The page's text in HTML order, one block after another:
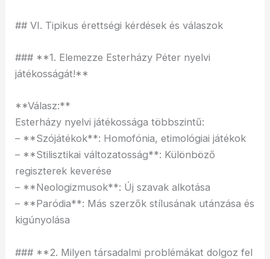
## VI. Tipikus érettségi kérdések és válaszok
### **1. Elemezze Esterházy Péter nyelvi
játékosságát!**
**Válasz:**
Esterházy nyelvi játékossága többszintű:
– **Szójátékok**: Homofónia, etimológiai játékok
– **Stilisztikai változatosság**: Különböző
regiszterek keverése
– **Neologizmusok**: Új szavak alkotása
– **Paródia**: Más szerzők stílusának utánzása és
kigúnyolása
### **2. Milyen társadalmi problémákat dolgoz fel